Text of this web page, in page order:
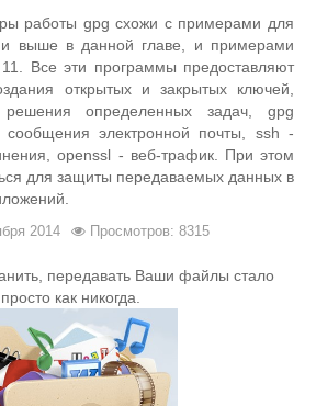
работы gpg схожи с примерами для
выше в данной главе, и примерами
Все эти программы предоставляют
открытых и закрытых ключей,
определенных задач, gpg
электронной почты, ssh -
openssl - веб-трафик. При этом
для защиты передаваемых данных в
2014 Просмотров: 8315
передавать Ваши файлы стало
просто как никогда.